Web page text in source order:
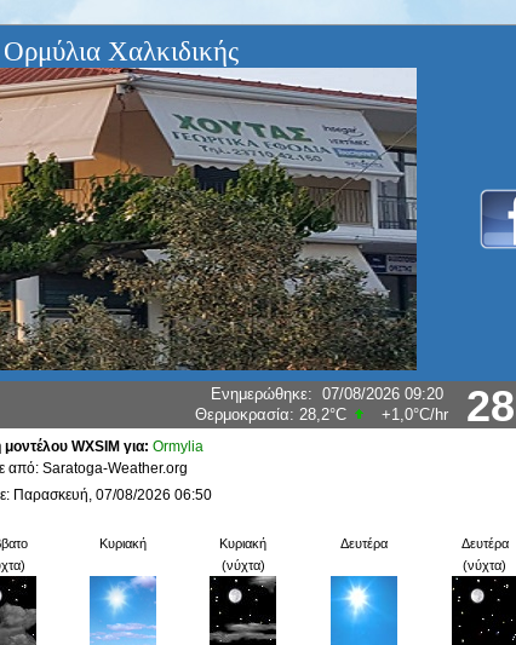
Χαλκιδικής
Ενημερώθηκε: 07/08/26 09:21:49
Θερμοκρασία:28.1°C +1.0°C/hr
WXSIM για: Ormylia
από: Saratoga-Weather.org
Παρασκευή, 07/08/2026 06:50
Κυριακή
Κυριακή
(νύχτα)
Δευτέρα
Δευτέρα
(νύχτα)